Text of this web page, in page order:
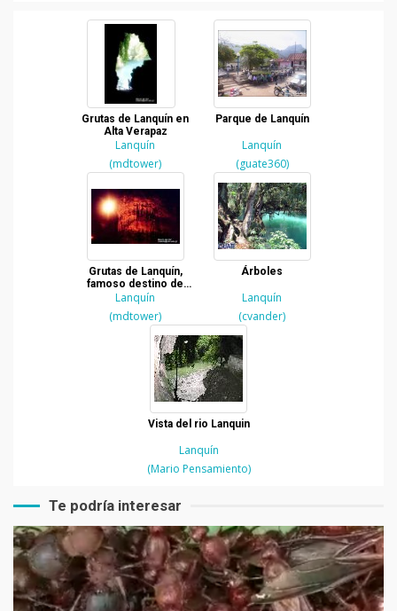
Grutas de Lanquín en
Alta Verapaz
Lanquín
(mdtower)
Parque de Lanquín
Lanquín
(guate360)
Grutas de Lanquín,
famoso destino de
Alta Verapaz
Lanquín
(mdtower)
Árboles
Lanquín
(cvander)
Vista del rio Lanquin
Lanquín
(Mario Pensamiento)
Te podría interesar